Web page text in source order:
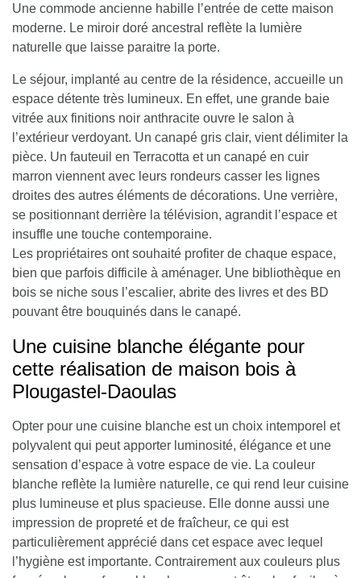
Une commode ancienne habille l’entrée de cette maison
moderne. Le miroir doré ancestral reflète la lumière
naturelle que laisse paraitre la porte.
Le séjour, implanté au centre de la résidence, accueille un
espace détente très lumineux. En effet, une grande baie
vitrée aux finitions noir anthracite ouvre le salon à
l’extérieur verdoyant. Un canapé gris clair, vient délimiter la
pièce. Un fauteuil en Terracotta et un canapé en cuir
marron viennent avec leurs rondeurs casser les lignes
droites des autres éléments de décorations. Une verrière,
se positionnant derrière la télévision, agrandit l’espace et
insuffle une touche contemporaine.
Les propriétaires ont souhaité profiter de chaque espace,
bien que parfois difficile à aménager. Une bibliothèque en
bois se niche sous l’escalier, abrite des livres et des BD
pouvant être bouquinés dans le canapé.
Une cuisine blanche élégante pour
cette réalisation de maison bois à
Plougastel-Daoulas
Opter pour une cuisine blanche est un choix intemporel et
polyvalentqui peut apporter luminosité, élégance et une
sensation d’espace à votre espace de vie. La couleur
blanche reflète la lumière naturelle, ce qui rend leur cuisine
plus lumineuse et plus spacieuse. Elle donne aussi une
impression de propreté et de fraîcheur, ce qui est
particulièrement apprécié dans cet espace avec lequel
l’hygiène est importante. Contrairement aux couleurs plus